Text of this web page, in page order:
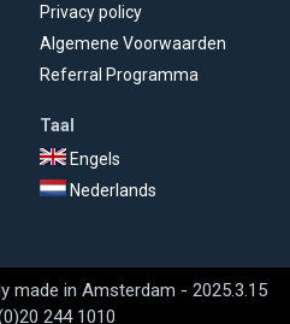
Privacy policy
Algemene Voorwaarden
Referral Programma
Taal
Engels
Nederlands
made in Amsterdam - 2025.3.15
244 1010